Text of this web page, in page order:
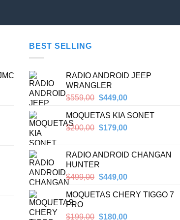
BEST SELLING
RADIO ANDROID JEEP
WRANGLER
$559,00 Original
was:
$559,00.
$449,00Current
is:
$449,00.
MOQUETAS KIA SONET
$200,00 Original
$200,00.
$179,00Current
$179,00.
RADIO ANDROID CHANGAN
HUNTER
$499,00 Original
was:
$449,00Current
is:
MOQUETAS CHERY TIGGO 7
PRO
$199,00 Original
$180,00Current